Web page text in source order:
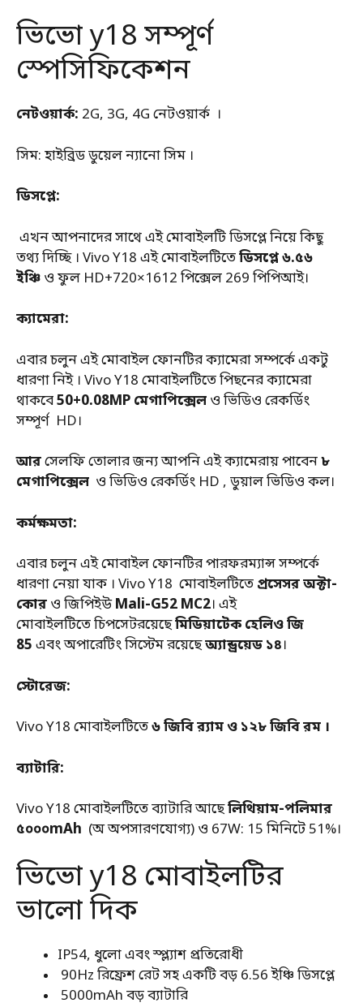
ভিভো y18 সম্পূর্ণ
স্পেসিফিকেশন
নেটওয়ার্ক: 2G, 3G, 4G নেটওয়ার্ক ।
সিম: হাইব্রিড ডুয়েল ন্যানো সিম ।
ডিসপ্লে:
এখন আপনাদের সাথে এই মোবাইলটি ডিসপ্লে নিয়ে কিছু
তথ্য দিচ্ছি । Vivo Y18 এই মোবাইলটিতেডিসপ্লে ৬.৫৬
ইঞ্চি ও ফুল HD+720×1612 পিক্সেল 269 ​​পিপিআই।
ক্যামেরা:
এবার চলুন এই মোবাইল ফোনটির ক্যামেরা সম্পর্কে একটু
ধারণা নিই । Vivo Y18 মোবাইলটিতে পিছনের ক্যামেরা
থাকবে50+0.08MP মেগাপিক্সেল ও ভিডিও রেকর্ডিং
সম্পূর্ণ HD।
আরসেলফি তোলার জন্য আপনি এই ক্যামেরায় পাবেন৮
মেগাপিক্সেল ও ভিডিও রেকর্ডিং HD , ডুয়াল ভিডিও কল।
কর্মক্ষমতা:
এবার চলুন এই মোবাইল ফোনটির পারফরম্যান্স সম্পর্কে
ধারণা নেয়া যাক । Vivo Y18 মোবাইলটিতে প্রসেসর অক্টা-
কোর ও জিপিইউMali-G52 MC2। এই
মোবাইলটিতে চিপসেটরয়েছেমিডিয়াটেক হেলিও জি
85 এবং অপারেটিং সিস্টেম রয়েছেঅ্যান্ড্রয়েড ১৪।
স্টোরেজ:
Vivo Y18 মোবাইলটিতে৬ জিবি র‌্যাম ও ১২৮ জিবি রম ।
ব্যাটারি:
Vivo Y18 মোবাইলটিতে ব্যাটারি আছেলিথিয়াম-পলিমার
৫০০০mAh (অ অপসারণযোগ্য) ও 67W: 15 মিনিটে 51%।
ভিভো y18 মোবাইলটির
ভালো দিক
IP54, ধুলো এবং স্প্ল্যাশ প্রতিরোধী
90Hz রিফ্রেশ রেট সহ একটি বড় 6.56 ইঞ্চি ডিসপ্লে
5000mAh বড় ব্যাটারি